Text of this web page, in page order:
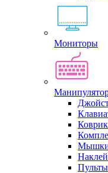
Мониторы